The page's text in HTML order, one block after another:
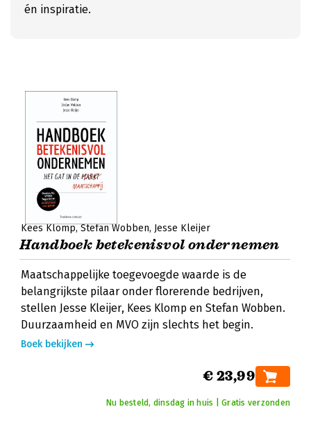
én inspiratie.
Kees Klomp Stefan Wobben Jesse Kleijer
Handboek betekenisvol ondernemen
Maatschappelijke toegevoegde waarde is de
belangrijkste pilaar onder florerende bedrijven,
stellen Jesse Kleijer, Kees Klomp en Stefan Wobben.
Duurzaamheid en MVO zijn slechts het begin.
Boek bekijken
€ 23,99
Nu besteld, dinsdag in huis | Gratis verzonden